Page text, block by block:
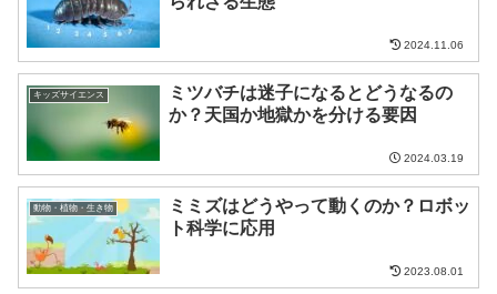
2024.11.06
キッズサイエンス
ミツバチは迷子になるとどうなるの
か？天国か地獄かを分ける要因
2024.03.19
動物・植物・生き物
ミミズはどうやって動くのか？ロボッ
ト科学に応用
2023.08.01